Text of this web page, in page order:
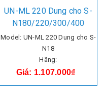
UN-ML 220 Dung cho S-
N180/220/300/400
Model: UN-ML 220 Dung cho S-
N18
Hãng:
Giá: 1.107.000₫